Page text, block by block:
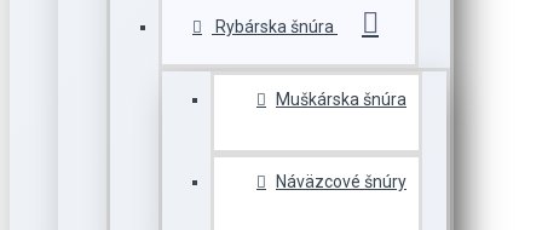
Rybárska šnúra
Muškárska šnúra
Náväzcové šnúry